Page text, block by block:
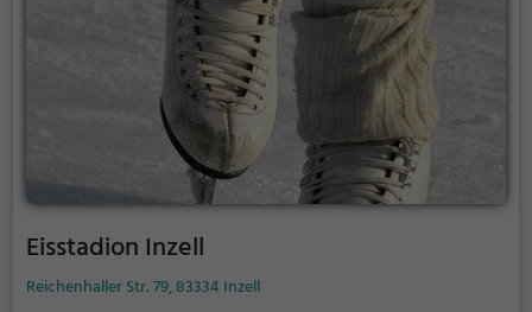
Eisstadion Inzell
Reichenhaller Str. 79, 83334 Inzell